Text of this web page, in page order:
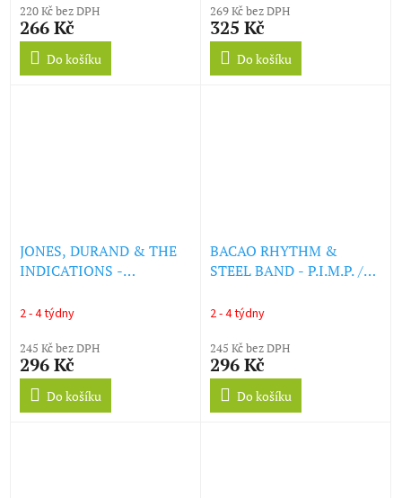
220 Kč bez DPH
266 Kč
Do košíku
269 Kč bez DPH
325 Kč
Do košíku
JONES, DURAND & THE
INDICATIONS -
(LP)
2 - 4 týdny
245 Kč bez DPH
296 Kč
Do košíku
BACAO RHYTHM &
STEEL BAND - P.I.M.P. /
(LP)
2 - 4 týdny
245 Kč bez DPH
296 Kč
Do košíku